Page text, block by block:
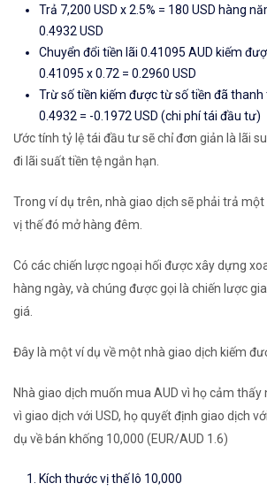
Trả 7,200 USD x 2.5% = 180 USD hàng
0.4932 USD
Chuyển đổi tiền lãi 0.41095 AUD kiếm
0.41095 x 0.72 = 0.2960 USD
Trừ số tiền kiếm được từ số tiền đã thanh
0.4932 = -0.1972 USD (chi phí tái đầu tư)
Ước tính tỷ lệ tái đầu tư sẽ chỉ đơn giản là lãi
đi lãi suất tiền tệ ngắn hạn.
Trong ví dụ trên, nhà giao dịch sẽ phải trả
vị thế đó mở hàng đêm.
Có các chiến lược ngoại hối được xây dựng
hàng ngày, và chúng được gọi là chiến lược
giá.
Đây là một ví dụ về một nhà giao dịch kiếm
Nhà giao dịch muốn mua AUD vì họ cảm thấy
vì giao dịch với USD, họ quyết định giao dịch
dụ về bán khống 10,000 (EUR/AUD 1.6)
Kích thước vị thế lô 10,000